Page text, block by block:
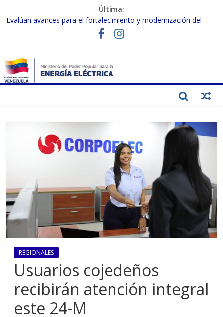
Última:
Evalúan avances para el fortalecimiento y modernización del
Inspeccionan trabajos de rehabilitación en instalaciones del SEN
Gobierno Nacional activa plan preventivo para fortalecer el SEN
ante el fenómeno de El Niño
Termocarabobo recupera el 50% de su capacidad de generación
REGIONALES
Usuarios cojedeños
recibirán atención integral
este 24-M